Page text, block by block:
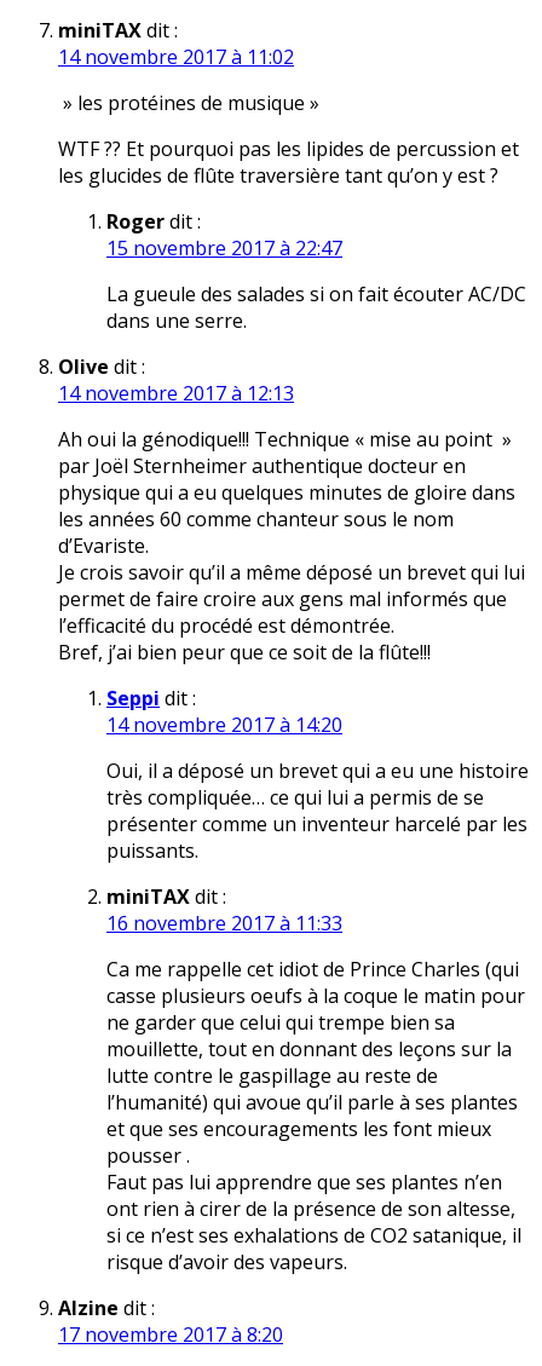
miniTAXdit :
14 novembre 2017 à 11:02
» les protéines de musique »
WTF ?? Et pourquoi pas les lipides de percussion et
les glucides de flûte traversière tant qu’on y est ?
Rogerdit :
15 novembre 2017 à 22:47
La gueule des salades si on fait écouter AC/DC
dans une serre.
Olive dit :
14 novembre 2017 à 12:13
Ah oui la génodique!!! Technique « mise au point »
par Joël Sternheimer authentique docteur en
physique qui a eu quelques minutes de gloire dans
les années 60 comme chanteur sous le nom
d’Evariste.
Je crois savoir qu’il a même déposé un brevet qui lui
permet de faire croire aux gens mal informés que
l’efficacité du procédé est démontrée.
Bref, j’ai bien peur que ce soit de la flûte!!!
Seppi dit :
14 novembre 2017 à 14:20
Oui, il a déposé un brevet qui a eu une histoire
très compliquée… ce qui lui a permis de se
présenter comme un inventeur harcelé par les
puissants.
miniTAXdit :
16 novembre 2017 à 11:33
Ca me rappelle cet idiot de Prince Charles (qui
casse plusieurs oeufs à la coque le matin pour
ne garder que celui qui trempe bien sa
mouillette, tout en donnant des leçons sur la
lutte contre le gaspillage au reste de
l’humanité) qui avoue qu’il parle à ses plantes
et que ses encouragements les font mieux
pousser .
Faut pas lui apprendre que ses plantes n’en
ont rien à cirer de la présence de son altesse,
si ce n’est ses exhalations de CO2 satanique, il
risque d’avoir des vapeurs.
Alzine dit :
17 novembre 2017 à 8:20